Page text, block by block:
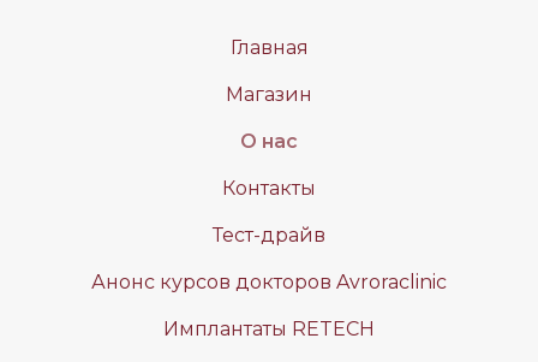
Главная
Магазин
О нас
Контакты
Тест-драйв
Анонс курсов докторов Avroraclinic
Имплантаты RETECH